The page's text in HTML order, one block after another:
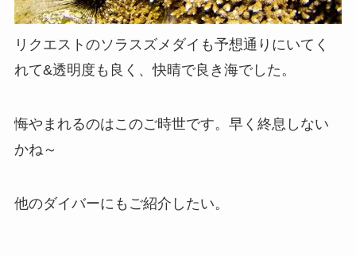
リクエストのソラスズメダイも予想通りにいてく
れて&透明度も良く、快晴で良き海でした。
悔やまれるのはこのご時世です。早く終息しない
かね～
他のダイバーにもご紹介したい。